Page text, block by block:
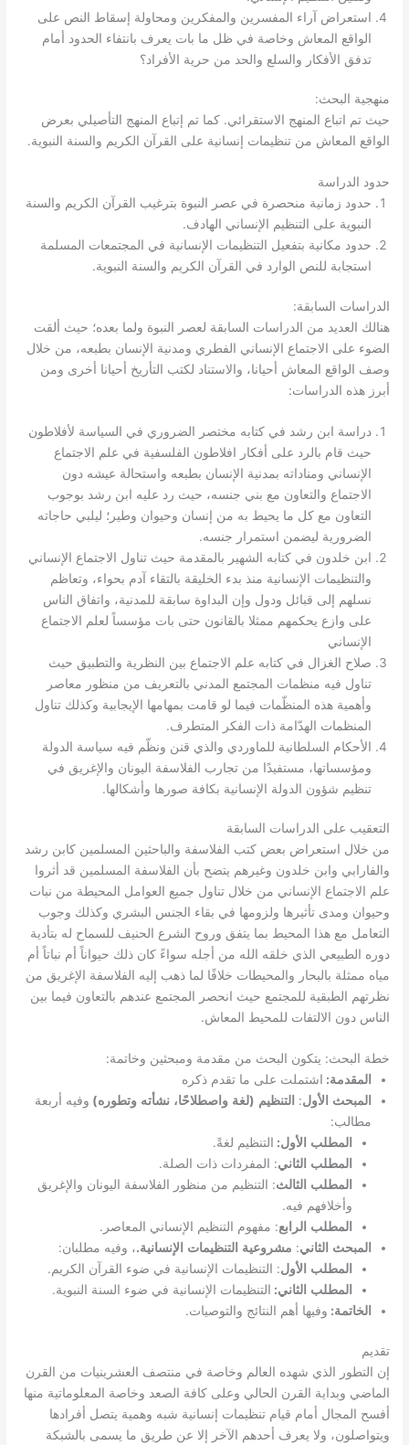
استعراض آراء المفسرين والمفكرين ومحاولة إسقاط النص على
الواقع المعاش وخاصة في ظل ما بات يعرف بانتفاء الحدود أمام
تدفق الأفكار والسلع والحد من حرية الأفراد؟
منهجية البحث:
حيث تم اتباع المنهج الاستقرائي.كما تم إتباع المنهج التأصيلي بعرض
الواقع المعاش من تنظيمات إنسانية على القرآن الكريم والسنة النبوية.
حدود الدراسة
حدود زمانية منحصرة في عصر النبوة بترغيب القرآن الكريم والسنة
النبوية على التنظيم الإنساني الهادف.
حدود مكانية بتفعيل التنظيمات الإنسانية في المجتمعات المسلمة
استجابة للنص الوارد في القرآن الكريم والسنة النبوية.
الدراسات السابقة:
هنالك العديد من الدراسات السابقة لعصر النبوة ولما بعده؛ حيث ألقت
الضوء على الاجتماع الإنساني الفطري ومدنية الإنسان بطبعه، من خلال
وصف الواقع المعاش أحيانا، والاستناد لكتب التأريخ أحيانا أخرى ومن
أبرز هذه الدراسات:
دراسة ابن رشد في كتابه مختصر الضروري في السياسة لأفلاطون
حيث قام بالرد على أفكار افلاطون الفلسفية في علم الاجتماع
الإنساني ومناداته بمدنية الإنسان بطبعه واستحالة عيشه دون
الاجتماع والتعاون مع بني جنسه، حيث رد عليه ابن رشد بوجوب
التعاون مع كل ما يحيط به من إنسان وحيوان وطير؛ ليلبي حاجاته
الضرورية ليضمن استمرار جنسه.
ابن خلدون في كتابه الشهير بالمقدمة حيث تناول الاجتماع الإنساني
والتنظيمات الإنسانية منذ بدء الخليقة بالتقاء آدم بحواء، وتعاظم
نسلهم إلى قبائل ودول وإن البداوة سابقة للمدنية، واتفاق الناس
على وازع يحكمهم ممثلا بالقانون حتى بات مؤسساً لعلم الاجتماع
الإنساني
صلاح الغزال في كتابه علم الاجتماع بين النظرية والتطبيق حيث
تناول فيه منظمات المجتمع المدني بالتعريف من منظور معاصر
وأهمية هذه المنظّمات فيما لو قامت بمهامها الإيجابية وكذلك تناول
المنظمات الهدّامة ذات الفكر المتطرف.
الأحكام السلطانية للماوردي والذي قنن ونظّم فيه سياسة الدولة
ومؤسساتها، مستفيدًا من تجارب الفلاسفة اليونان والإغريق في
تنظيم شؤون الدولة الإنسانية بكافة صورها وأشكالها.
التعقيب على الدراسات السابقة
من خلال استعراض بعض كتب الفلاسفة والباحثين المسلمين كابن رشد
والفارابي وابن خلدون وغيرهم يتضح بأن الفلاسفة المسلمين قد أثروا
علم الاجتماع الإنساني من خلال تناول جميع العوامل المحيطة من نبات
وحيوان ومدى تأثيرها ولزومها في بقاء الجنس البشري وكذلك وجوب
التعامل مع هذا المحيط بما يتفق وروح الشرع الحنيف للسماح له بتأدية
دوره الطبيعي الذي خلقه الله من أجله سواءً كان ذلك حيواناً أم نباتاً أم
مياه ممثلة بالبحار والمحيطات خلافًا لما ذهب إليه الفلاسفة الإغريق من
نظرتهم الطبقية للمجتمع حيث انحصر المجتمع عندهم بالتعاون فيما بين
الناس دون الالتفات للمحيط المعاش.
خطة البحث: يتكون البحث من مقدمة ومبحثين وخاتمة:
المقدمة: اشتملت على ما تقدم ذكره
المبحث الأول: التنظيم (لغة واصطلاحًا، نشأته وتطوره) وفيه أربعة
مطالب:
المطلب الأول: التنظيم لغةً.
المطلب الثاني: المفردات ذات الصلة.
المطلب الثالث:
التنظيم من منظور الفلاسفة اليونان والإغريق
وأخلافهم فيه.
المطلب الرابع: مفهوم التنظيم الإنساني المعاصر .
المبحث الثاني: مشروعية التنظيمات الإنسانية.، وفيه مطلبان:
المطلب الأول: التنظيمات الإنسانية في ضوء القرآن الكريم.
المطلب الثاني: التنظيمات الإنسانية في ضوء السنة النبوية.
الخاتمة: وفيها أهم النتائج والتوصيات.
تقديم
إن التطور الذي شهده العالم وخاصة في منتصف العشرينيات من القرن
الماضي وبداية القرن الحالي وعلى كافة الصعد وخاصة المعلوماتية منها
أفسح المجال أمام قيام تنظيمات إنسانية شبه وهمية يتصل أفرادها
ويتواصلون، ولا يعرف أحدهم الآخر إلا عن طريق ما يسمى بالشبكة